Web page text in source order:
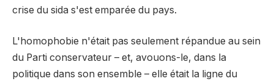
crise du sida s'est emparée du pays.
L'homophobie n'était pas seulement répandue au sein
du Parti conservateur – et, avouons-le, dans la
politique dans son ensemble – elle était la ligne du